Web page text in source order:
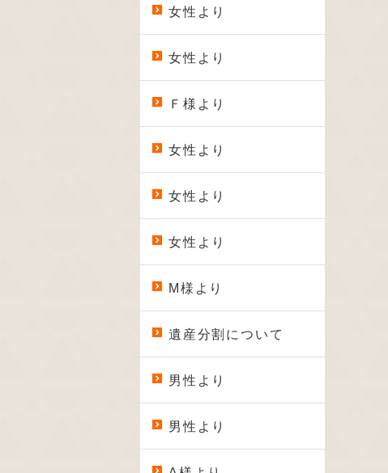
女性より
女性より
Ｆ様より
女性より
女性より
女性より
M様より
遺産分割について
男性より
男性より